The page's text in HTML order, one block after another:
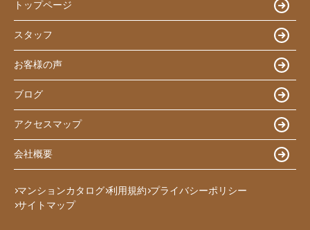
トップページ
スタッフ
お客様の声
ブログ
アクセスマップ
会社概要
マンションカタログ 利用規約 プライバシーポリシー
サイトマップ